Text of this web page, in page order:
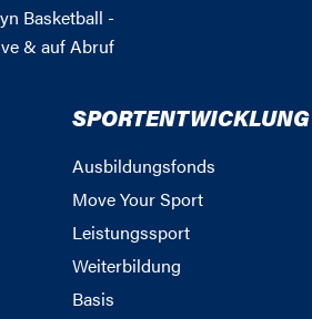
Basketball -
& auf Abruf
SPORTENTWICKLUNG
Ausbildungsfonds
Move Your Sport
Leistungssport
Weiterbildung
Basis